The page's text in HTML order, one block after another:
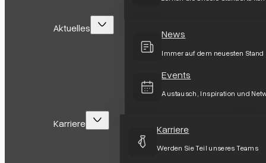
Aktuelles News
Immer auf dem neuesten Stand
Events
Austausch, Inspiration und
Karriere Karriere
Werden Sie Teil unseres Teams